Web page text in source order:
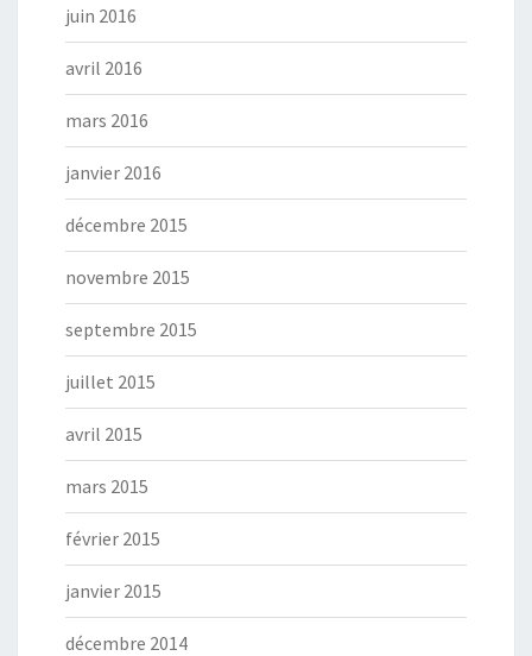
juin 2016
avril 2016
mars 2016
janvier 2016
décembre 2015
novembre 2015
septembre 2015
juillet 2015
avril 2015
mars 2015
février 2015
janvier 2015
décembre 2014